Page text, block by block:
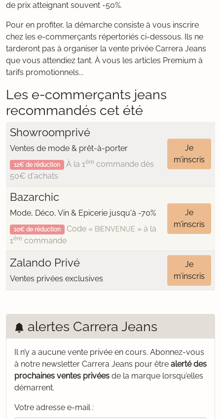
de prix atteignant souvent -50%.
Pour en profiter, la démarche consiste à vous inscrire
chez les e-commerçants répertoriés ci-dessous. Ils ne
tarderont pas à organiser la vente privée Carrera Jeans
que vous attendiez tant. À vous les articles Premium à
tarifs promotionnels...
Les e-commerçants jeans
recommandés cet été
Showroomprivé
Ventes de mode & prêt-à-porter
12€ de réduction À la 1èrecommande dès
50€ d'achats
Je
m’inscris
Bazarchic
Mode, Déco, Vin & Epicerie jusqu'à -70%
10€ de réduction Code « BIENVENUE » à la
1ère commande
Je
m’inscris
Zalando Privé
Ventes privées exclusives
Je
m’inscris
alertes Carrera Jeans
Il n’y a aucune vente privée en cours. Abonnez-vous
à notre newsletter Carrera Jeans pour être alerté des
prochaines ventes privées de la marque lorsqu’elles
démarrent.
Votre adresse e-mail :